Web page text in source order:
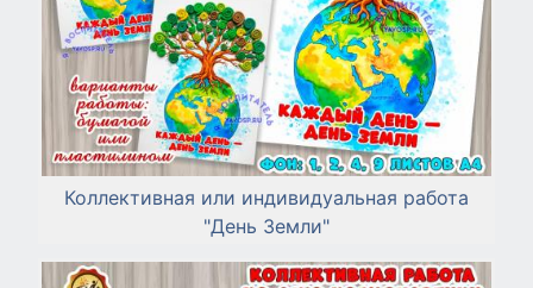
Коллективная или индивидуальная работа
"День Земли"